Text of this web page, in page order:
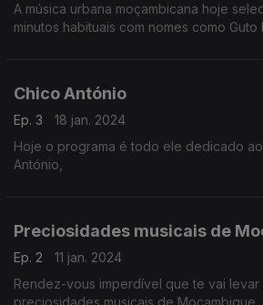
A música urbana moçambicana hoje
minutos habituais com nomes como
Chico António
Ep. 3
18 jan. 2024
Hoje o programa é todo ele dedicado
António,
Preciosidades musicais de
Ep. 2
11 jan. 2024
Rendez-vous imperdível que te vai
preciosidades musicais de Moçambique.